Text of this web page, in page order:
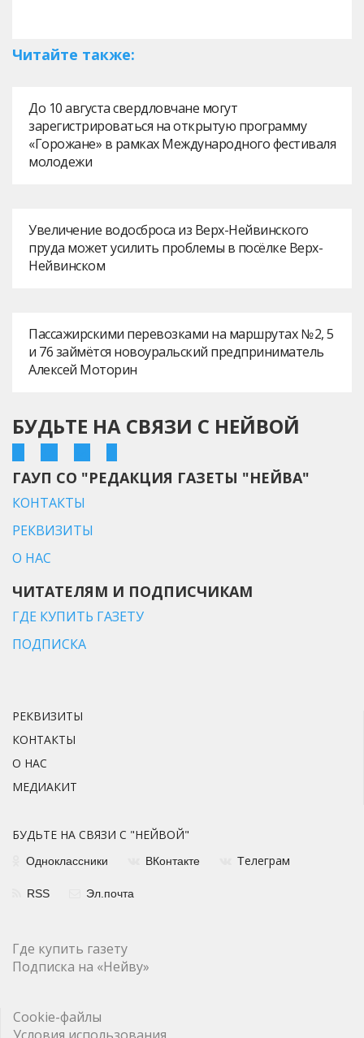
Читайте также:
До 10 августа свердловчане могут
зарегистрироваться на открытую программу
«Горожане» в рамках Международного фестиваля
молодежи
Увеличение водосброса из Верх-Нейвинского
пруда может усилить проблемы в посёлке Верх-
Нейвинском
Пассажирскими перевозками на маршрутах № 2, 5
и 76 займётся новоуральский предприниматель
Алексей Моторин
БУДЬТЕ НА СВЯЗИ С НЕЙВОЙ
ГАУП СО "РЕДАКЦИЯ ГАЗЕТЫ "НЕЙВА"
КОНТАКТЫ
РЕКВИЗИТЫ
О НАС
ЧИТАТЕЛЯМ И ПОДПИСЧИКАМ
ГДЕ КУПИТЬ ГАЗЕТУ
ПОДПИСКА
РЕКВИЗИТЫ
КОНТАКТЫ
О НАС
МЕДИАКИТ
БУДЬТЕ НА СВЯЗИ С "НЕЙВОЙ"
Одноклассники ВКонтакте Телеграм
RSS Эл.почта
Где купить газету
Подписка на «Нейву»
Cookie-файлы